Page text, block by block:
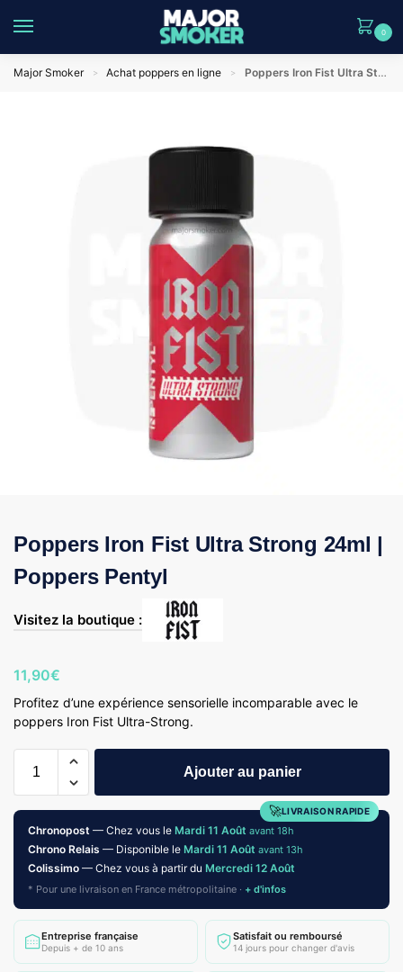
0
Major Smoker > Achat poppers en ligne > Poppers Iron Fist Ultra Strong 24ml | Poppers Pentyl
Poppers Iron Fist Ultra Strong 24ml |
Poppers Pentyl
Visitez la boutique :
11,90€
Profitez d’une expérience sensorielle incomparable avec le
poppers Iron Fist Ultra-Strong.
Ajouter au panier
🚀LIVRAISON RAPIDE
Chronopost — Chez vous le Mardi 11 Août avant 18h
Chrono Relais — Disponible le Mardi 11 Août avant 13h
Colissimo — Chez vous à partir du Mercredi 12 Août
* Pour une livraison en France métropolitaine · + d'infos
Entreprise française
Depuis + de 10 ans
Satisfait ou remboursé
14 jours pour changer d'avis